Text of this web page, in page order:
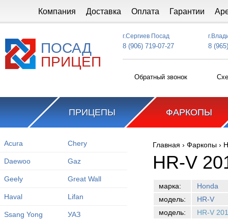
Компания Доставка Оплата Гарантии
ПОСАД
ПРИЦЕП
г.Сергиев Посад
8 (906) 719-07-27 8
Обратный звонок
ПРИЦЕПЫ ФАРКОПЫ
Acura Chery
Daewoo Gaz
Geely Great Wall
Haval Lifan
Ssang Yong УАЗ
Вы здесь
Главная › Фаркопы ›
HR-V
марка:
Honda
модель:
HR-V
модель:
HR-V